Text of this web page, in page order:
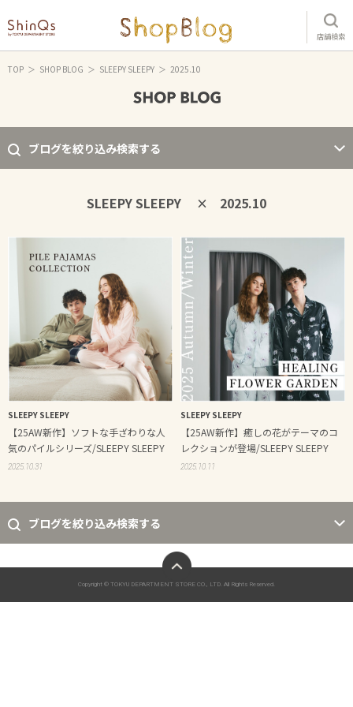
店舗検索
TOP SHOP BLOG SLEEPY SLEEPY 2025.10
ブログを絞り込み検索する
SLEEPY SLEEPY × 2025.10
SLEEPY SLEEPY
【25AW新作】ソフトな手ざわりな人
気のパイルシリーズ/SLEEPY SLEEPY
2025.10.31
SLEEPY SLEEPY
【25AW新作】癒しの花がテーマのコ
レクションが登場/SLEEPY SLEEPY
2025.10.11
ブログを絞り込み検索する
Copyright © TOKYU DEPARTMENT STORE CO., LTD. All Rights Reserved.